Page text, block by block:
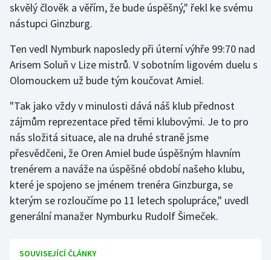
Házená
Jezdectví
Krasobruslení
Lezení
Lyže a snowboard
Moderní pětiboj
Motorsport
Olympijské hry
skvělý člověk a věřím, že bude úspěšný," řekl ke svému
nástupci Ginzburg.
Ten vedl Nymburk naposledy při úterní výhře 99:70 nad
Arisem Soluň v Lize mistrů. V sobotním ligovém duelu s
Olomouckem už bude tým koučovat Amiel.
"Tak jako vždy v minulosti dává náš klub přednost
zájmům reprezentace před těmi klubovými. Je to pro
nás složitá situace, ale na druhé straně jsme
přesvědčeni, že Oren Amiel bude úspěšným hlavním
trenérem a naváže na úspěšné období našeho klubu,
které je spojeno se jménem trenéra Ginzburga, se
kterým se rozloučíme po 11 letech spolupráce," uvedl
generální manažer Nymburku Rudolf Šimeček.
SOUVISEJÍCÍ ČLÁNKY